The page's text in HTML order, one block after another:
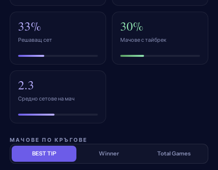
33%
Решаващ сет
30%
Мачове с тайбрек
2.3
Средно сетове на мач
МАЧОВЕ ПО КРЪГОВЕ
BEST TIP
Winner Total Games